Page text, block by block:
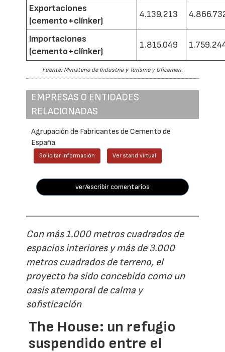
Exportaciones
(cemento+clínker)
4.139.213
Importaciones
(cemento+clínker)
1.815.049
Fuente: Ministerio de Industria y Turismo y Oficemen.
EMPRESAS O ENTIDADES
RELACIONADAS
Agrupación de Fabricantes de Cemento de
España
Solicitar información Ver stand virtual
ver/escribir comentarios
Con más 1.000 metros cuadrados de
espacios interiores y más de 3.000
metros cuadrados de terreno, el
proyecto ha sido concebido como un
oasis atemporal de calma y
sofisticación
The House: un refugio
suspendido entre el